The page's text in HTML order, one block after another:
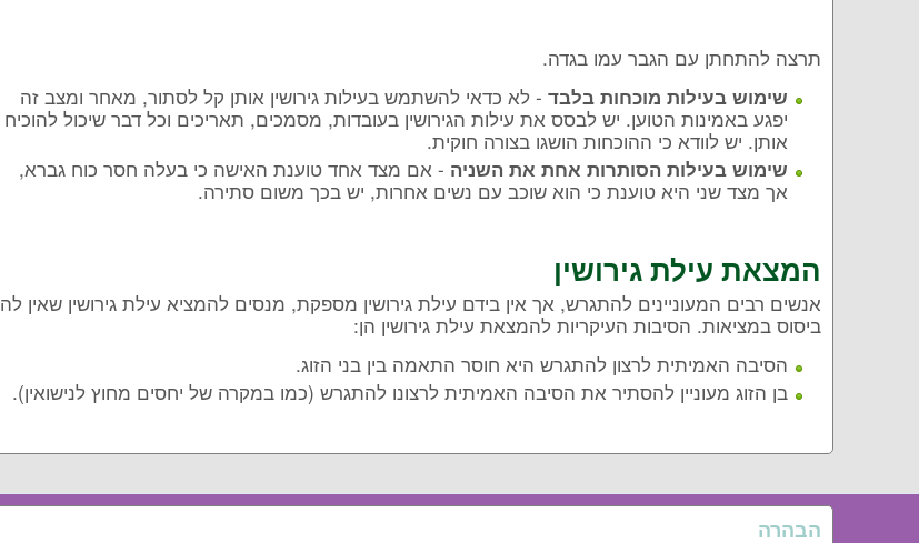
תרצה להתחתן עם הגבר עמו בגדה.
שימוש בעילות מוכחות בלבד - לא כדאי להשתמש בעילות גירושין אותן קל לסתור, מאחר ומצב זה
יפגע באמינות הטוען. יש לבסס את עילות הגירושין בעובדות, מסמכים, תאריכים וכל דבר שיכול להוכיח
אותן. יש לוודא כי ההוכחות הושגו בצורה חוקית.
שימוש בעילות הסותרות אחת את השניה - אם מצד אחד טוענת האישה כי בעלה חסר כוח גברא,
אך מצד שני היא טוענת כי הוא שוכב עם נשים אחרות, יש בכך משום סתירה.
המצאת עילת גירושין
אנשים רבים המעוניינים להתגרש, אך אין בידם עילת גירושין מספקת, מנסים להמציא עילת גירושין שאין לה
ביסוס במציאות. הסיבות העיקריות להמצאת עילת גירושין הן:
הסיבה האמיתית לרצון להתגרש היא חוסר התאמה בין בני הזוג.
בן הזוג מעוניין להסתיר את הסיבה האמיתית לרצונו להתגרש (כמו במקרה של יחסים מחוץ לנישואין).
הבהרה